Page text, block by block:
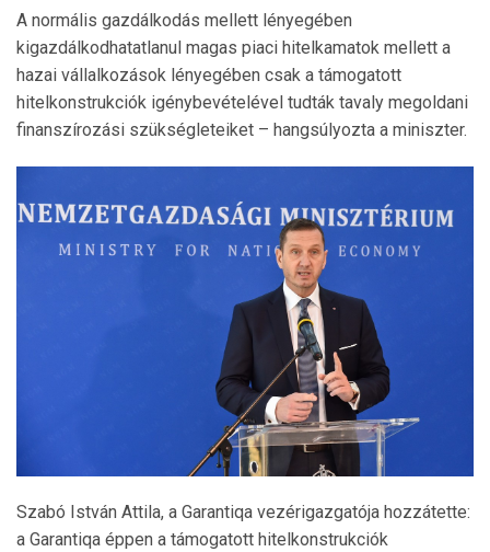
A normális gazdálkodás mellett lényegében
kigazdálkodhatatlanul magas piaci hitelkamatok mellett a
hazai vállalkozások lényegében csak a támogatott
hitelkonstrukciók igénybevételével tudták tavaly megoldani
finanszírozási szükségleteiket – hangsúlyozta a miniszter.
Szabó István Attila, a Garantiqa vezérigazgatója hozzátette:
a Garantiqa éppen a támogatott hitelkonstrukciók